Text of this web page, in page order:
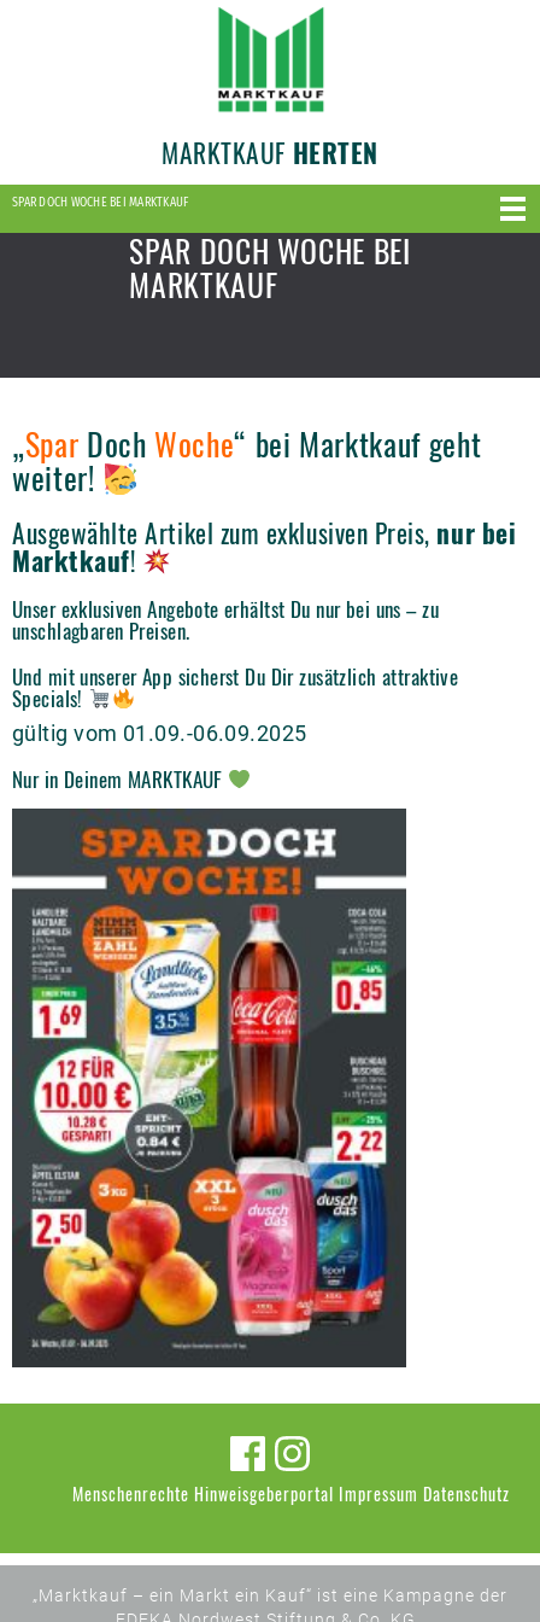
MARKTKAUF HERTEN
SPAR DOCH WOCHE BEI MARKTKAUF
SPAR DOCH WOCHE BEI
MARKTKAUF
„Spar Doch Woche“ bei Marktkauf geht
weiter!
Ausgewählte Artikel zum exklusiven Preis, nur bei
Marktkauf!
Unser exklusiven Angebote erhältst Du nur bei uns – zu
unschlagbaren Preisen.
Und mit unserer App sicherst Du Dir zusätzlich attraktive
Specials!
gültig vom 01.09.-06.09.2025
Nur in Deinem MARKTKAUF
Menschenrechte Hinweisgeberportal Impressum Datenschutz
„Marktkauf – ein Markt ein Kauf“ ist eine Kampagne der